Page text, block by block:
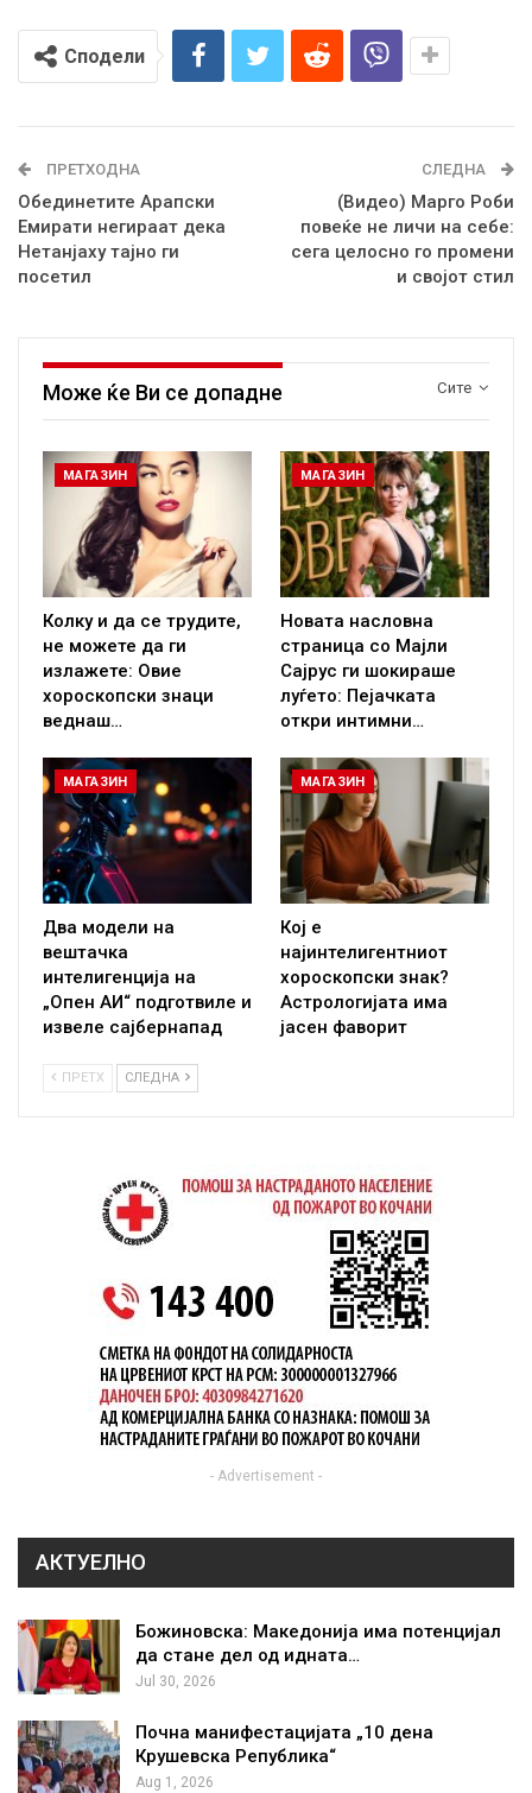
Сподели
ПРЕТХОДНА
Обединетите Арапски
Емирати негираат дека
Нетанјаху тајно ги
посетил
СЛЕДНА
(Видео) Марго Роби
повеќе не личи на себе:
сега целосно го промени
и својот стил
Сите
Може ќе Ви се допадне
МАГАЗИН
Колку и да се трудите,
не можете да ги
излажете: Овие
хороскопски знаци
веднаш…
МАГАЗИН
Новата насловна
страница со Мајли
Сајрус ги шокираше
луѓето: Пејачката
откри интимни…
МАГАЗИН
Два модели на
вештачка
интелигенција на
„Опен АИ“ подготвиле и
извеле сајбернапад
МАГАЗИН
Кој е
најинтелигентниот
хороскопски знак?
Астрологијата има
јасен фаворит
ПРЕТХ СЛЕДНА
- Advertisement -
АКТУЕЛНО
Божиновска: Македонија има потенцијал
да стане дел од идната…
Jul 30, 2026
Почна манифестацијата „10 дена
Крушевска Република“
Aug 1, 2026